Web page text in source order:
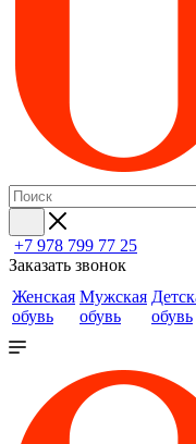
+7 978 799 77 25
Заказать звонок
Женская
обувь
Мужская
обувь
обувь